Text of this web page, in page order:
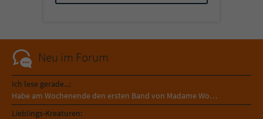
Neu im Forum
Ich lese gerade...:
Habe am Wochenende den ersten Band von Madame Wo…
Lieblings-Kreaturen: